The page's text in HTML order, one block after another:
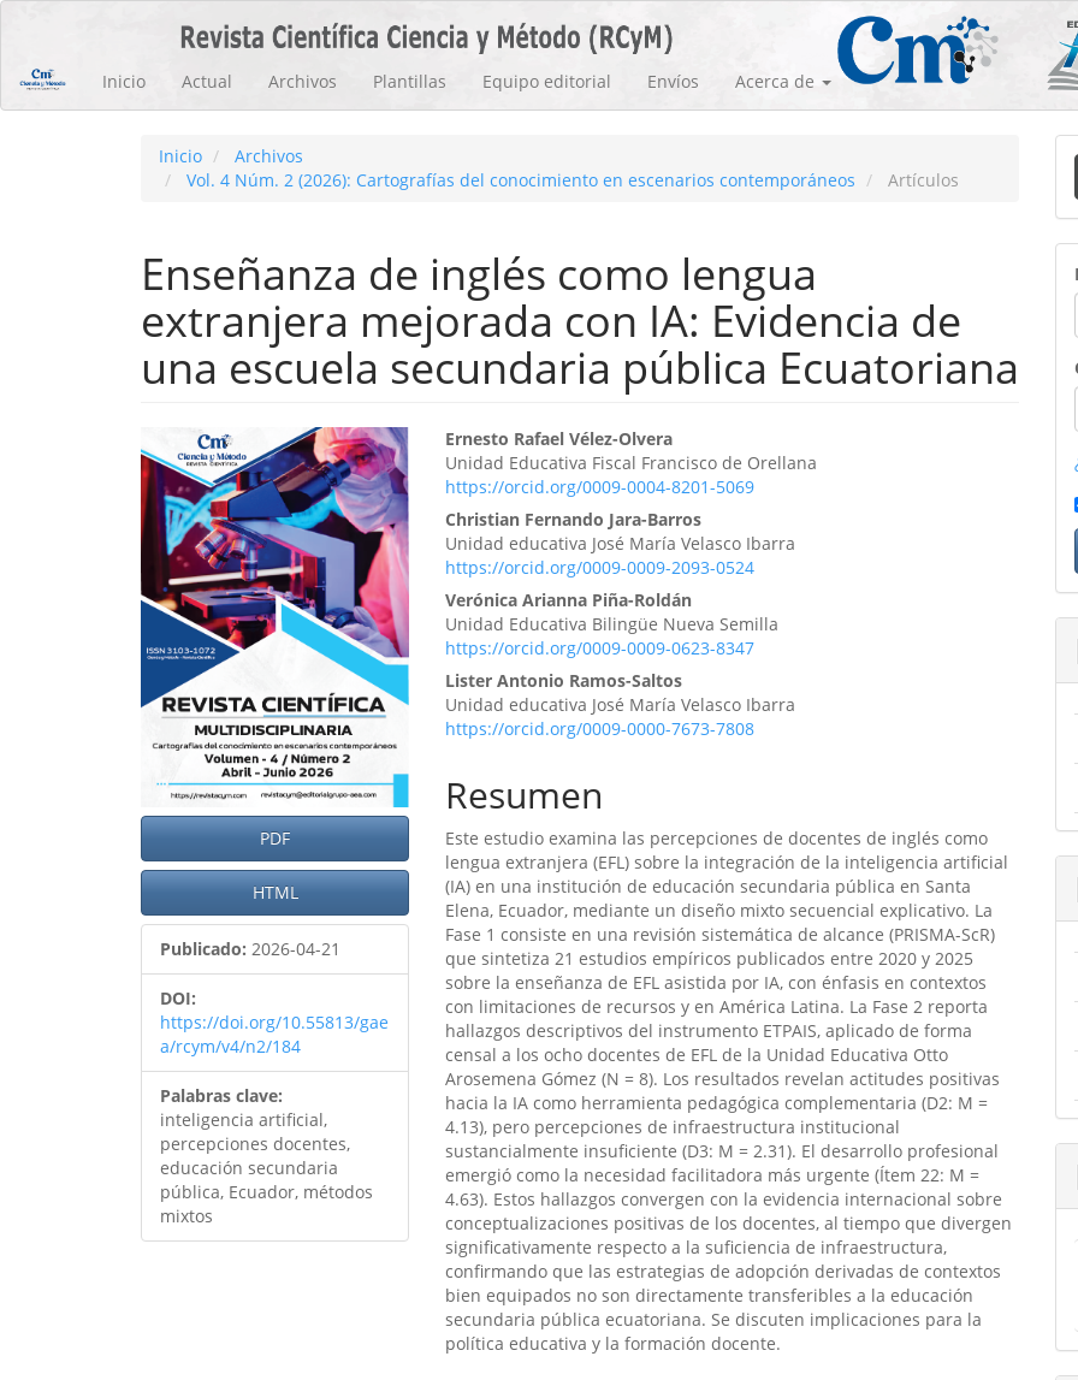
principal
Barra
Inicio Actual Archivos Plantillas Equipo editorial Envíos Acerca de
Inicio
Archivos
Vol. 4 Núm. 2 (2026): Cartografías del conocimiento en escenarios contemporáneos
Artículos
Enseñanza de inglés como lengua
extranjera mejorada con IA: Evidencia de
una escuela secundaria pública Ecuatoriana
Barra
lateral
del
artículo
PDF
HTML
Publicado: 2026-04-21
DOI:
https://doi.org/10.55813/gae
a/rcym/v4/n2/184
Palabras clave:
inteligencia artificial,
percepciones docentes,
educación secundaria
pública, Ecuador, métodos
mixtos
Contenido
principal
del
artículo
Ernesto Rafael Vélez-Olvera
Unidad Educativa Fiscal Francisco de Orellana
https://orcid.org/0009-0004-8201-5069
Christian Fernando Jara-Barros
Unidad educativa José María Velasco Ibarra
https://orcid.org/0009-0009-2093-0524
Verónica Arianna Piña-Roldán
Unidad Educativa Bilingüe Nueva Semilla
https://orcid.org/0009-0009-0623-8347
Lister Antonio Ramos-Saltos
Unidad educativa José María Velasco Ibarra
https://orcid.org/0009-0000-7673-7808
Resumen
Este estudio examina las percepciones de docentes de inglés como
lengua extranjera (EFL) sobre la integración de la inteligencia artificial
(IA) en una institución de educación secundaria pública en Santa
Elena, Ecuador, mediante un diseño mixto secuencial explicativo. La
Fase 1 consiste en una revisión sistemática de alcance (PRISMA-ScR)
que sintetiza 21 estudios empíricos publicados entre 2020 y 2025
sobre la enseñanza de EFL asistida por IA, con énfasis en contextos
con limitaciones de recursos y en América Latina. La Fase 2 reporta
hallazgos descriptivos del instrumento ETPAIS, aplicado de forma
censal a los ocho docentes de EFL de la Unidad Educativa Otto
Arosemena Gómez (N = 8). Los resultados revelan actitudes positivas
hacia la IA como herramienta pedagógica complementaria (D2: M =
4.13), pero percepciones de infraestructura institucional
sustancialmente insuficiente (D3: M = 2.31). El desarrollo profesional
emergió como la necesidad facilitadora más urgente (Ítem 22: M =
4.63). Estos hallazgos convergen con la evidencia internacional sobre
conceptualizaciones positivas de los docentes, al tiempo que divergen
significativamente respecto a la suficiencia de infraestructura,
confirmando que las estrategias de adopción derivadas de contextos
bien equipados no son directamente transferibles a la educación
secundaria pública ecuatoriana. Se discuten implicaciones para la
política educativa y la formación docente.